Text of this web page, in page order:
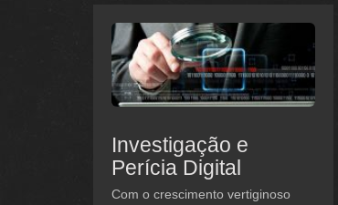
Investigação e
Perícia Digital
Com o crescimento vertiginoso